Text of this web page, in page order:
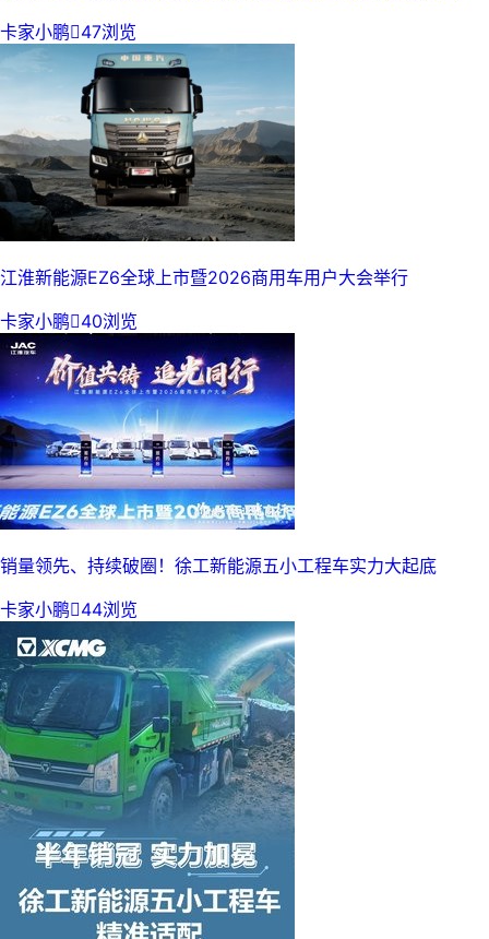
卡家小鹏47浏览
江淮新能源EZ6全球上市暨2026商用车用户大会举行
卡家小鹏40浏览
销量领先、持续破圈！徐工新能源五小工程车实力大起底
卡家小鹏44浏览